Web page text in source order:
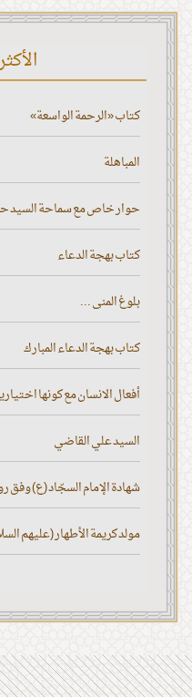
كتاب «الرحمة الواسعة»
المباهلة
حوار خاص مع سماحة السيد
كتاب بهجة الدعاء
بلوغ المنى ...
كتاب بهجة الدعاء المبارك
أفعال الانسان مع كونها
السيد علي القاضي
شهادة الإمام السجّاد (ع) وفق
مولد كريمة الأطهار (عليهم